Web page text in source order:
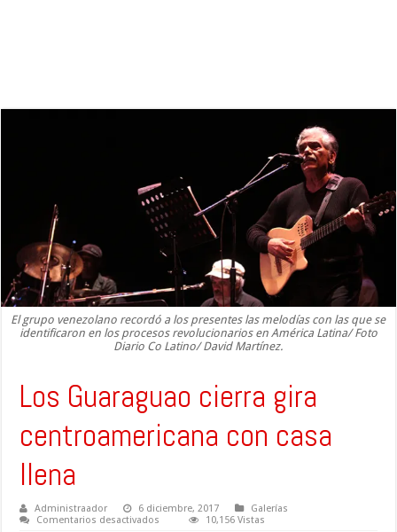
El grupo venezolano recordó a los presentes las melodías con las que se
identificaron en los procesos revolucionarios en América Latina/ Foto
Diario Co Latino/ David Martínez.
Los Guaraguao cierra gira
centroamericana con casa
llena
Administraador 6 diciembre, 2017
Galerías
Comentarios desactivados
10,156 Vistas